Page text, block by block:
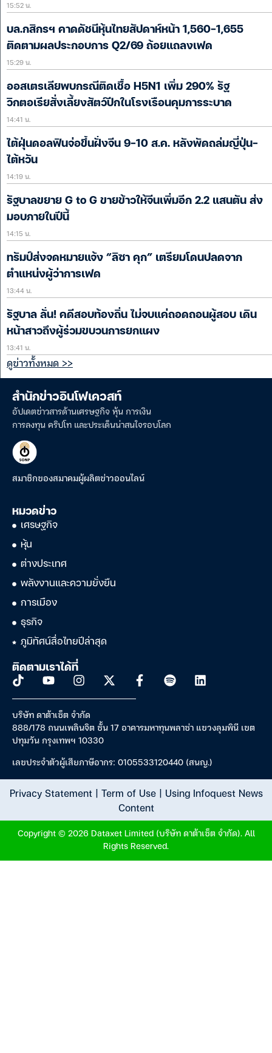
15:52 น.
บล.กสิกรฯ คาดดัชนีหุ้นไทยสัปดาห์หน้า 1,560-1,655
ติดตามผลประกอบการ Q2/69 ถ้อยแถลงเฟด
15:29 น.
ออสเตรเลียพบกรณีติดเชื้อ H5N1 เพิ่ม 290% รัฐ
วิกตอเรียสั่งเลี้ยงสัตว์ปีกในโรงเรือนคุมการระบาด
14:41 น.
ไต้ฝุ่นดอลฟินจ่อขึ้นฝั่งจีน 9-10 ส.ค. หลังพัดถล่มญี่ปุ่น-
ไต้หวัน
14:19 น.
รัฐบาลขยาย G to G ขายข้าวให้จีนเพิ่มอีก 2.2 แสนตัน ส่ง
มอบภายในปีนี้
14:15 น.
ทรัมป์ส่งจดหมายแจ้ง “ลิซา คุก” เตรียมโดนปลดจาก
ตำแหน่งผู้ว่าการเฟด
13:44 น.
รัฐบาล ลั่น! คดีสอบท้องถิ่น ไม่จบแค่ถอดถอนผู้สอบ เดิน
หน้าสาวถึงผู้ร่วมขบวนการยกแผง
13:41 น.
ดูข่าวทั้งหมด >>
สำนักข่าวอินโฟเควสท์
อัปเดตข่าวสารด้านเศรษฐกิจ หุ้น การเงิน
การลงทุน คริปโท และประเด็นน่าสนใจรอบโลก
สมาชิกของสมาคมผู้ผลิตข่าวออนไลน์
หมวดข่าว
เศรษฐกิจ
หุ้น
ต่างประเทศ
พลังงานและความยั่งยืน
การเมือง
ธุรกิจ
ภูมิทัศน์สื่อไทยปีล่าสุด
ติดตามเราได้ที่
บริษัท ดาต้าเซ็ต จำกัด
888/178 ถนนเพลินจิต ชั้น 17 อาคารมหาทุนพลาซ่า แขวงลุมพินี เขต
ปทุมวัน กรุงเทพฯ 10330
เลขประจำตัวผู้เสียภาษีอากร: 0105533120440 (สนญ.)
Privacy Statement| Term of Use| Using Infoquest News
Content
Copyright © 2026 Dataxet Limited (บริษัท ดาต้าเซ็ต จำกัด). All
Rights Reserved.